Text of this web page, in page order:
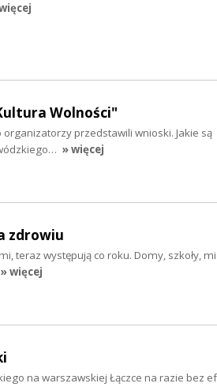
Wolności"
organizatorzy przedstawili wnioski. Jakie są
» więcej
zdrowiu
teraz występują co roku. Domy, szkoły,
» więcej
na warszawskiej Łączce na razie bez